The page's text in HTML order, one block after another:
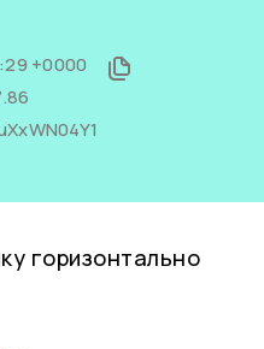
+0000
горизонтально